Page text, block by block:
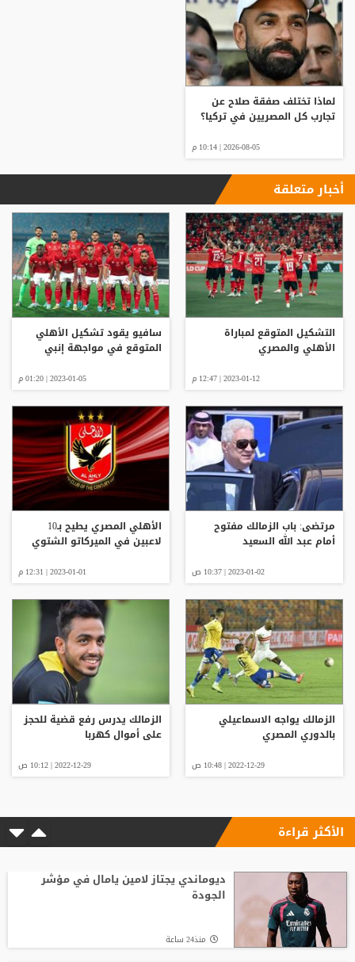
لماذا تختلف صفقة صلاح عن
تجارب كل المصريين في تركيا؟
2026-08-05 | 10:14 م
أخبار متعلقة
التشكيل المتوقع لمباراة
الأهلي والمصري
2023-01-12 | 12:47 م
سافيو يقود تشكيل الأهلي
المتوقع في مواجهة إنبي
2023-01-05 | 01:20 م
مرتضى: باب الزمالك مفتوح
أمام عبد الله السعيد
2023-01-02 | 10:37 ص
الأهلي المصري يطيح بـ10
لاعبين في الميركاتو الشتوي
2023-01-01 | 12:31 م
الزمالك يواجه الاسماعيلي
بالدوري المصري
2022-12-29 | 10:48 ص
الزمالك يدرس رفع قضية للحجز
على أموال كهربا
2022-12-29 | 10:12 ص
الأكثر قراءة
ديوماندي يجتاز لامين يامال في مؤشر
الجودة
منذ24 ساعة